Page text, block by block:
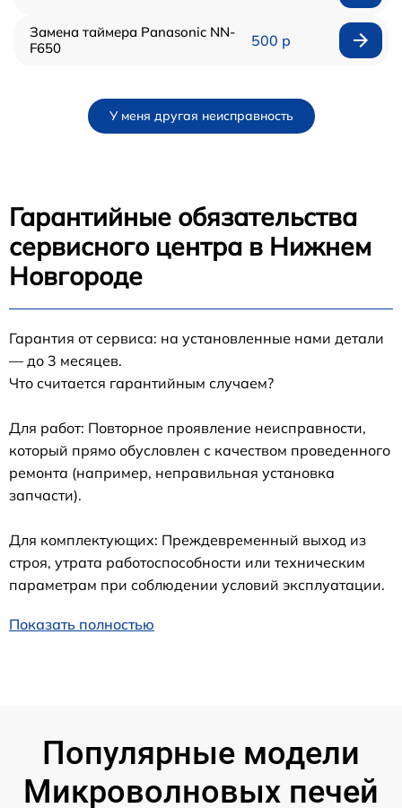
Замена таймера Panasonic NN-
F650
500 р
У меня другая неисправность
Гарантийные обязательства
сервисного центра в Нижнем
Новгороде
Гарантия от сервиса: на установленные нами детали
— до 3 месяцев.
Что считается гарантийным случаем?
Для работ: Повторное проявление неисправности,
который прямо обусловлен с качеством проведенного
ремонта (например, неправильная установка
запчасти).
Для комплектующих: Преждевременный выход из
строя, утрата работоспособности или техническим
параметрам при соблюдении условий эксплуатации.
Показать полностью
Популярные модели
Микроволновых печей